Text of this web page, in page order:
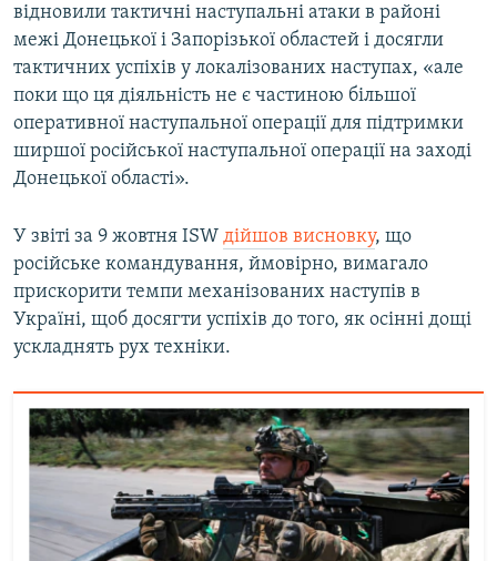
відновили тактичні наступальні атаки в районі
межі Донецької і Запорізької областей і досягли
тактичних успіхів у локалізованих наступах, «але
поки що ця діяльність не є частиною більшої
оперативної наступальної операції для підтримки
ширшої російської наступальної операції на заході
Донецької області».
У звіті за 9 жовтня ISW дійшов висновку, що
російське командування, ймовірно, вимагало
прискорити темпи механізованих наступів в
Україні, щоб досягти успіхів до того, як осінні дощі
ускладнять рух техніки.